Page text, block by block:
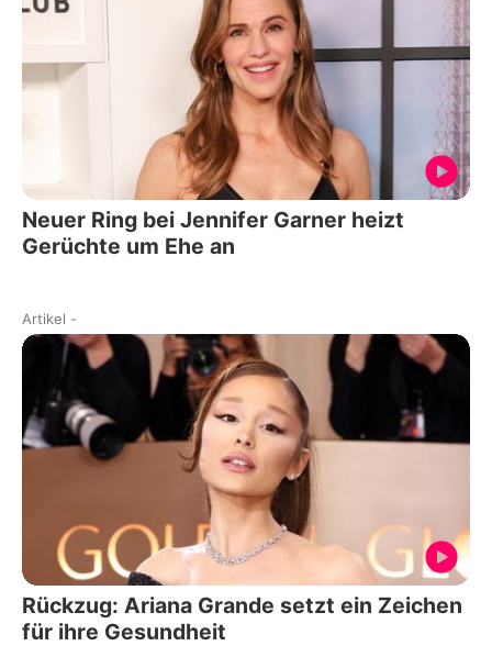
Neuer Ring bei Jennifer Garner heizt
Gerüchte um Ehe an
Artikel -
Rückzug: Ariana Grande setzt ein Zeichen
für ihre Gesundheit